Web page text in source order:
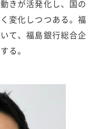
きが活発化し、国の
変化しつつある。福
て、福島銀行総合企
る。